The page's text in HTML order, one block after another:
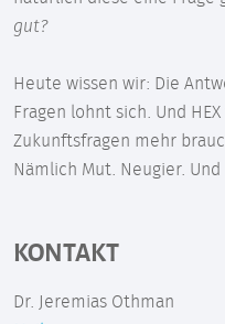
gut?
Heute wissen wir: Die
Fragen lohnt sich. Und
Zukunftsfragen mehr
Nämlich Mut. Neugier.
KONTAKT
Dr. Jeremias Othman